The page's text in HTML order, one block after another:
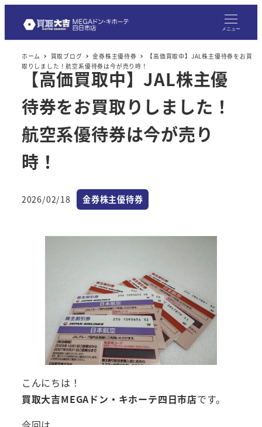
メニュー
ホーム 買取ブログ 金券株主優待券
【高価買取中】JAL株主優待券をお買
取りしました！航空系優待券は今が売り時！
【高価買取中】JAL株主優
待券をお買取りしました！
航空系優待券は今が売り
時！
投稿日
2026/02/18 カテゴリー
金券株主優待券
こんにちは！
買取大吉MEGAドン・キホーテ四日市店です。